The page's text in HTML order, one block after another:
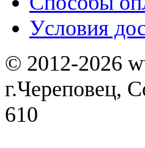
Уcловия
© 2012-2026
г.Череповец,
610